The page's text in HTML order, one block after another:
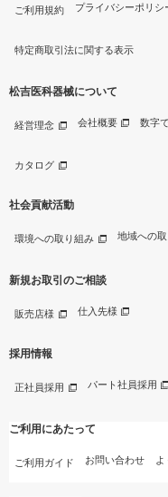
ご利用規約 プライバシーポリシ
特定商取引法に関する表示
松吉医科器械について
経営理念 会社概要 数字
カタログ
社会貢献活動
環境への取り組み 地域への
新規お取引のご相談
販売店様 仕入先様
採用情報
正社員採用 パート社員採用
ご利用にあたって
ご利用ガイド お問い合わせ